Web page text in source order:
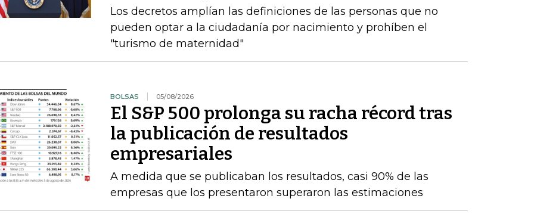
Los decretos amplían las definiciones de las personas que no
pueden optar a la ciudadanía por nacimiento y prohíben el
"turismo de maternidad"
BOLSAS 05/08/2026
El S&P 500 prolonga su racha récord tras
la publicación de resultados
empresariales
A medida que se publicaban los resultados, casi 90% de las
empresas que los presentaron superaron las estimaciones